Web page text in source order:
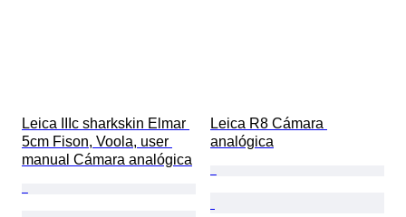
Leica IIIc sharkskin Elmar
5cm Fison, Voola, user
manual Cámara analógica
Leica R8 Cámara
analógica